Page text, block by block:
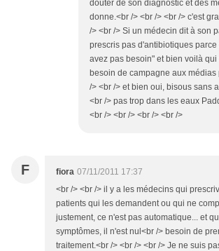
douter de son diagnostic et des
donne.<br /> <br /> <br /> c'est
/> <br /> Si un médecin dit à son
prescris pas d'antibiotiques parce
avez pas besoin" et bien voilà qui
besoin de campagne aux médias
/> <br /> et bien oui, bisous sans
<br /> pas trop dans les eaux
<br /> <br /> <br /> <br />
F fiora 07/11/2011 17:37
<br /> <br /> il y a les médecins qui
patients qui les demandent ou qui ne
justement, ce n'est pas automatique... et
symptômes, il n'est nul<br /> besoin de
traitement.<br /> <br /> <br /> Je ne suis